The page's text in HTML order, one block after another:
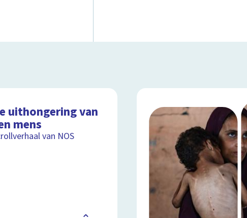
uithongering van
mens
van NOS